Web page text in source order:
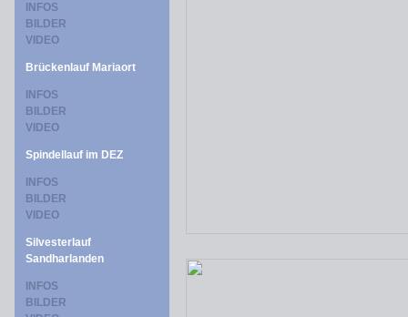
INFOS
BILDER
VIDEO
Brückenlauf Mariaort
INFOS
BILDER
VIDEO
Spindellauf im DEZ
INFOS
BILDER
VIDEO
Silvesterlauf
Sandharlanden
INFOS
BILDER